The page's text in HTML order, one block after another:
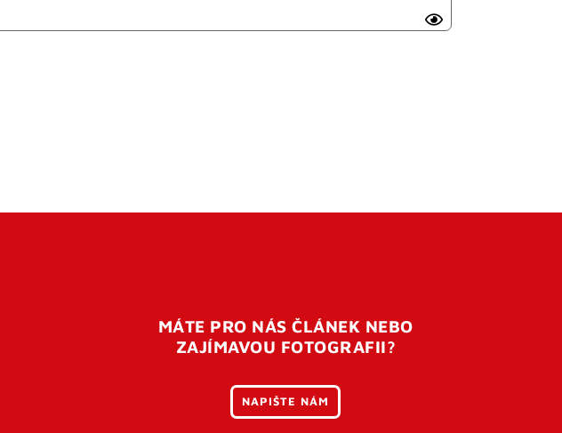
MÁTE PRO NÁS ČLÁNEK NEBO
ZAJÍMAVOU FOTOGRAFII?
NAPIŠTE NÁM